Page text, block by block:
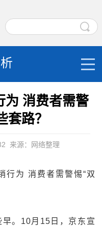
为 消费者需警
套路？
来源：网络整理
行为 消费者需警惕“双
早。10月15日，京东宣